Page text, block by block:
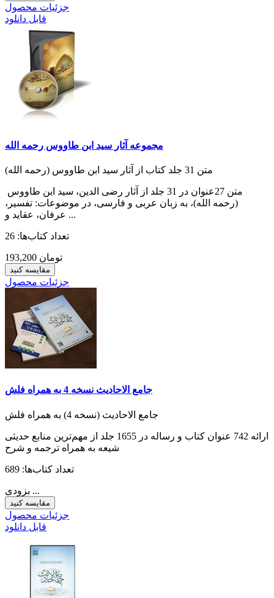
جزئیات محصول
قابل دانلود
مجموعه آثار سید ابن طاووس رحمه الله
متن 31 جلد کتاب از آثار سید ابن طاووس (رحمه الله)
(رحمه الله)، به زبان عربی و فارسی، در موضوعات: تفسیر،
عرفان،‌ عقاید و ...
تعداد کتاب‌ها: 26
193,200 تومان
مقایسه کنید
جزئیات محصول
جامع الاحادیث نسخه 4 به همراه فلش
جامع الاحادیث (نسخه 4) به همراه فلش
ارائه 742 عنوان کتاب و رساله در 1655 جلد از مهم‌ترین منابع حدیثی
شیعه به همراه ترجمه و شرح
تعداد کتاب‌ها: 689
بزودی ...
مقایسه کنید
جزئیات محصول
قابل دانلود